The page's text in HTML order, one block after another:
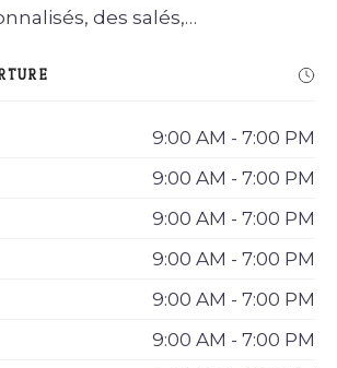
des salés,…
9:00 AM - 7:00 PM
9:00 AM - 7:00 PM
9:00 AM - 7:00 PM
9:00 AM - 7:00 PM
9:00 AM - 7:00 PM
9:00 AM - 7:00 PM